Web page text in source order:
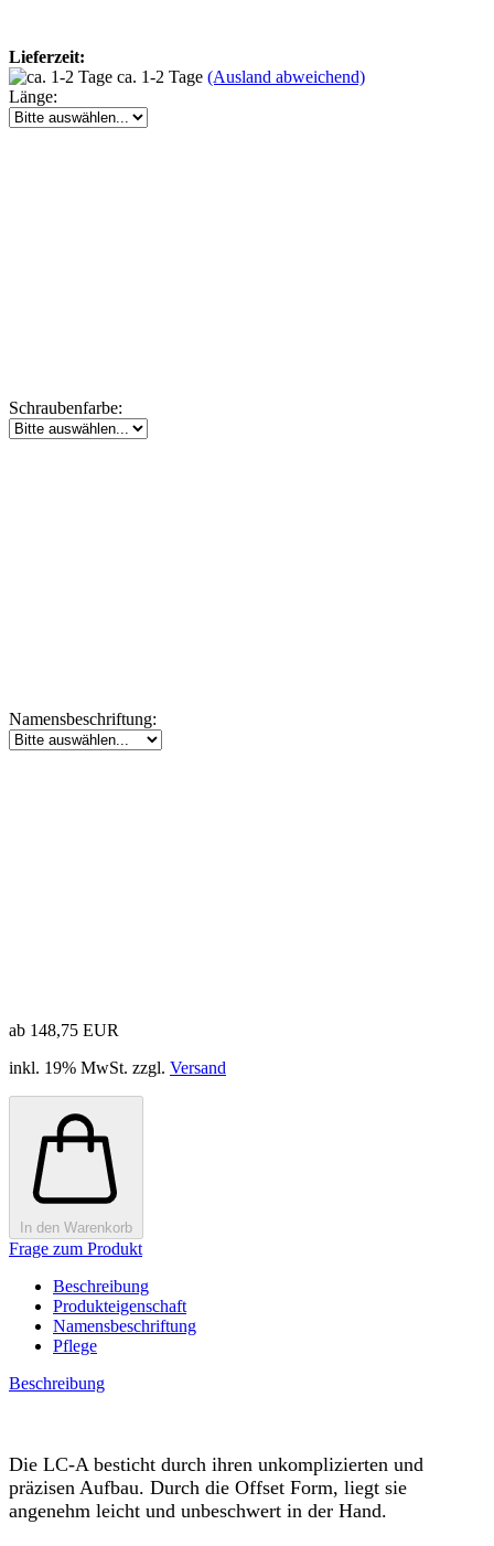
Lieferzeit:
ca. 1-2 Tage (Ausland abweichend)
Länge:
Schraubenfarbe:
Namensbeschriftung:
ab 148,75 EUR
inkl. 19% MwSt. zzgl. Versand
In den Warenkorb
Frage zum Produkt
Beschreibung
Produkteigenschaft
Namensbeschriftung
Pflege
Beschreibung
Die LC-A besticht durch ihren unkomplizierten und
präzisen Aufbau. Durch die Offset Form, liegt sie
angenehm leicht und unbeschwert in der Hand.